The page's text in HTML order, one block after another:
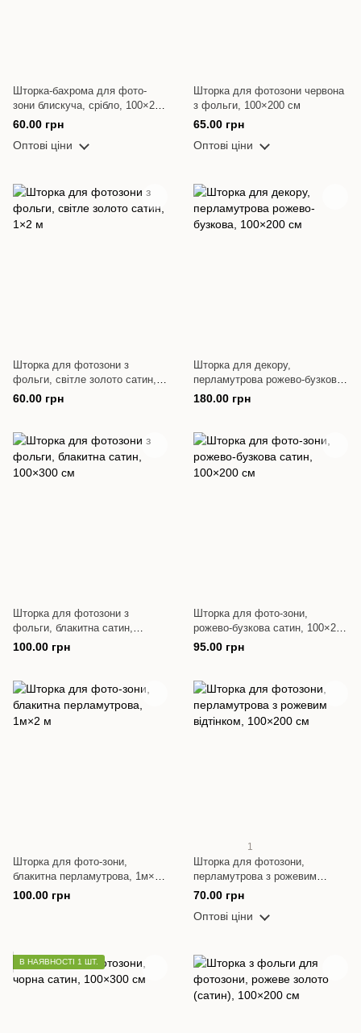
Шторка-бахрома для фото-
зони блискуча, срібло, 100×200
см
60.00 грн
Оптові ціни
Шторка для фотозони червона
з фольги, 100×200 см
65.00 грн
Оптові ціни
Шторка для фотозони з
фольги, світле золото сатин,
1×2 м
60.00 грн
Шторка для декору,
перламутрова рожево-бузкова,
100×200 см
180.00 грн
Шторка для фотозони з
фольги, блакитна сатин,
100×300 см
100.00 грн
Шторка для фото-зони,
рожево-бузкова сатин, 100×200
см
95.00 грн
Шторка для фото-зони,
блакитна перламутрова, 1м×2
м
100.00 грн
1
Шторка для фотозони,
перламутрова з рожевим
відтінком, 100×200 см
70.00 грн
Оптові ціни
В НАЯВНОСТІ 1 ШТ.